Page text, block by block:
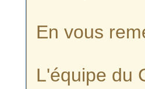
En vous
L'équipe du